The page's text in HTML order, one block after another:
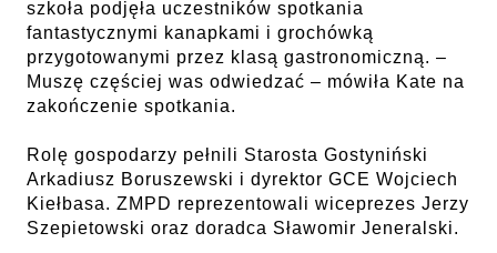
szkoła podjęła uczestników spotkania
fantastycznymi kanapkami i grochówką
przygotowanymi przez klasą gastronomiczną. –
Muszę częściej was odwiedzać – mówiła Kate na
zakończenie spotkania.
Rolę gospodarzy pełnili Starosta Gostyniński
Arkadiusz Boruszewski i dyrektor GCE Wojciech
Kiełbasa. ZMPD reprezentowali wiceprezes Jerzy
Szepietowski oraz doradca Sławomir Jeneralski.